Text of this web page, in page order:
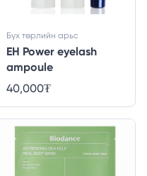
EH Power eyelash
ampoule
Бүх төрлийн арьс
40,000₮